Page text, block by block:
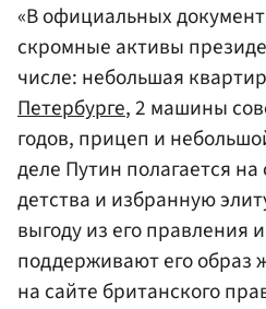
«В официальных
скромные активы
числе: небольшая
Петербурге, 2 машины
годов, прицеп и
деле Путин полагается
детства и избранную
выгоду из его правления
поддерживают его образ
на сайте британского